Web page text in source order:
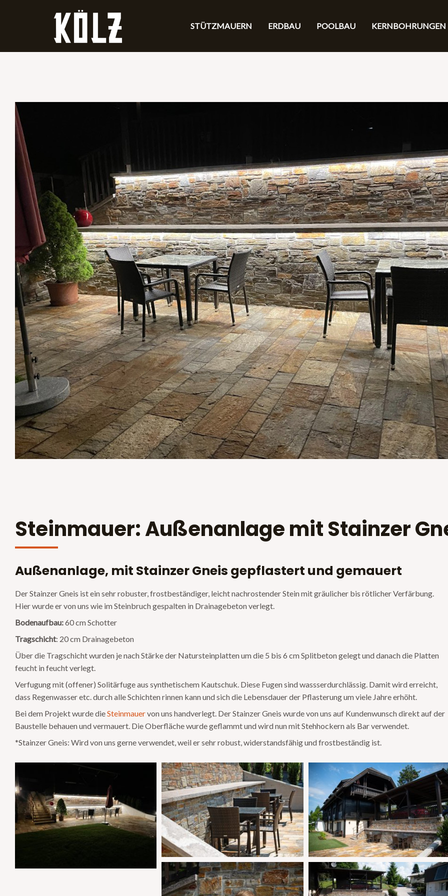
STÜTZMAUERN ERDBAU POOLBAU KERNBOHRUNGEN
Steinmauer: Außenanlage mit Stainzer
Außenanlage, mit Stainzer Gneis gepflastert und gemauert
Der Stainzer Gneis ist ein sehr robuster, frostbeständiger, leicht nachrostender Stein mit gräulicher bis rötlicher Verfärbung.
Hier wurde er von uns wie im Steinbruch gespalten in Drainagebeton verlegt.
Bodenaufbau:60 cm Schotter
Tragschicht: 20 cm Drainagebeton
Über die Tragschicht wurden je nach Stärke der Natursteinplatten um die 5 bis 6 cm Splitbeton gelegt und danach die Platten
feucht in feucht verlegt.
Verfugung mit (offener) Solitärfuge aus synthetischem Kautschuk. Diese Fugen sind wassserdurchlässig. Damit wird erreicht,
dass Regenwasser etc. durch alle Schichten rinnen kann und sich die Lebensdauer der Pflasterung um viele Jahre erhöht.
Bei dem Projekt wurde dieSteinmauervon uns handverlegt. Der Stainzer Gneis wurde von uns auf Kundenwunsch direkt auf der
Baustelle behauen und vermauert. Die Oberfläche wurde geflammt und wird nun mit Stehhockern als Bar verwendet.
*Stainzer Gneis: Wird von uns gerne verwendet, weil er sehr robust, widerstandsfähig und frostbeständig ist.